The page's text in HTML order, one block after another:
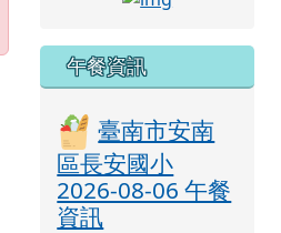
午餐資訊
臺南市安南
區長安國小
2026-08-06 午餐
資訊